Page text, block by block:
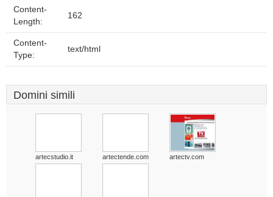
Content-
Length:
162
Content-
Type:
text/html
Domini simili
artecstudio.it artectende.com artectv.com